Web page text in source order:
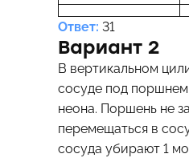
Ответ: 31
Вариант 2
В вертикальном
сосуде под
неона. Поршень не
перемещаться в
сосуда убирают 1